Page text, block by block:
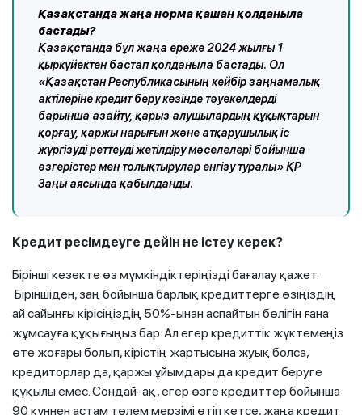
Қазақстанда жаңа норма қашан қолданыла
бастады?
Қазақстанда бұл жаңа ереже 2024 жылғы 1
қыркүйектен бастап қолданыла бастады. Ол
«Қазақстан Республикасының кейбір заңнамалық
актілеріне кредит беру кезінде тәуекелдерді
барынша азайту, қарыз алушылардың құқықтарын
қорғау, қаржы нарығын және атқарушылық іс
жүргізуді реттеуді жетілдіру мәселелері бойынша
өзгерістер мен толықтырулар енгізу туралы» ҚР
Заңы аясында қабылданды.
Кредит ресімдеуге дейін не істеу керек?
Бірінші кезекте өз мүмкіндіктеріңізді бағалау қажет.
Біріншіден, заң бойынша барлық кредиттерге өзіңіздің
ай сайынғы кірісіңіздің 50%-ынан аспайтын бөлігін ғана
жұмсауға құқығыңыз бар. Ал егер кредиттік жүктемеңіз
өте жоғары болып, кірістің жартысына жуық болса,
кредиторлар да, қаржы ұйымдары да кредит беруге
құқылы емес. Сондай-ақ, егер өзге кредиттер бойынша
90 күннен астам төлем мерзімі өтіп кетсе, жаңа кредит